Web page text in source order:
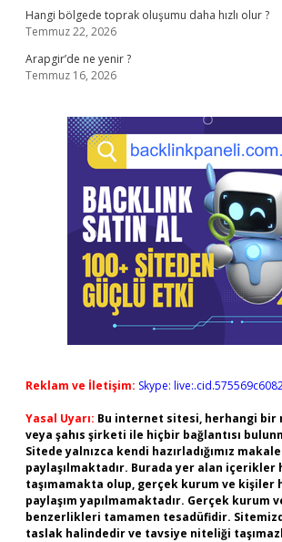
Hangi bölgede toprak oluşumu daha hızlı olur ?
Temmuz 22, 2026
Arapgir’de ne yenir ?
Temmuz 16, 2026
Reklam ve İletişim: Skype:
Yasal Uyarı: Bu internet sitesi, herhangi bir
veya şahıs şirketi ile hiçbir bağlantısı
Sitede yalnızca kendi hazırladığımız
paylaşılmaktadır. Burada yer alan içerikler
taşımamakta olup, gerçek kurum ve kişiler
paylaşım yapılmamaktadır. Gerçek kurum
benzerlikleri tamamen tesadüfidir.
taslak halindedir ve tavsiye niteliği